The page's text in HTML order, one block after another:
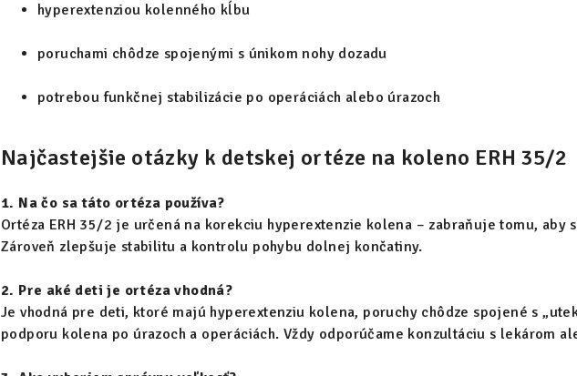
hyperextenziou kolenného kĺbu
poruchami chôdze spojenými s únikom nohy dozadu
potrebou funkčnej stabilizácie po operáciách alebo úrazoch
Najčastejšie otázky k detskej ortéze na koleno ERH 35/2
1. Na čo sa táto ortéza používa?
Ortéza ERH 35/2 je určená na korekciu hyperextenzie kolena – zabraňuje tomu,
Zároveň zlepšuje stabilitu a kontrolu pohybu dolnej končatiny.
2. Pre aké deti je ortéza vhodná?
Je vhodná pre deti, ktoré majú hyperextenziu kolena, poruchy chôdze spojené s
podporu kolena po úrazoch a operáciách. Vždy odporúčame konzultáciu s lekárom